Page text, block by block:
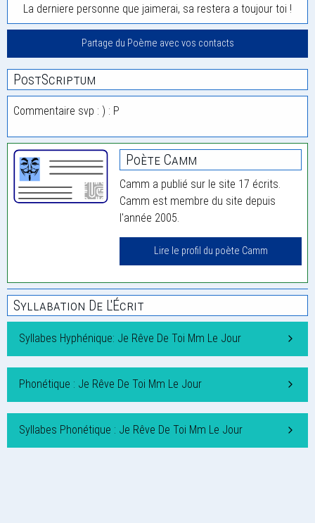
La derniere personne que jaimerai, sa restera a toujour toi !
Partage du Poème avec vos contacts
PostScriptum
Commentaire svp : ) : P
Poète Camm
Camm a publié sur le site 17 écrits.
Camm est membre du site depuis
l'année 2005.
Lire le profil du poète Camm
Syllabation De L'Écrit
Syllabes Hyphénique: Je Rêve De Toi Mm Le Jour
Phonétique : Je Rêve De Toi Mm Le Jour
Syllabes Phonétique : Je Rêve De Toi Mm Le Jour